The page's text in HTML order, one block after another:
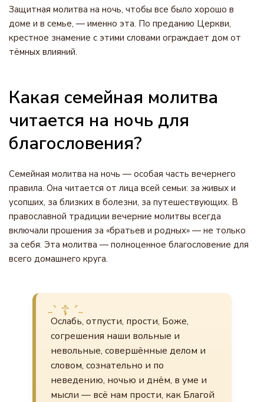
Защитная молитва на ночь, чтобы все было хорошо в
доме и в семье, — именно эта. По преданию Церкви,
крестное знамение с этими словами ограждает дом от
тёмных влияний.
Какая семейная молитва
читается на ночь для
благословения?
Семейная молитва на ночь — особая часть вечернего
правила. Она читается от лица всей семьи: за живых и
усопших, за близких в болезни, за путешествующих. В
православной традиции вечерние молитвы всегда
включали прошения за «братьев и родных» — не только
за себя. Эта молитва — полноценное благословение для
всего домашнего круга.
Ослабь, отпусти, прости, Боже,
согрешения наши вольные и
невольные, совершённые делом и
словом, сознательно и по
неведению, ночью и днём, в уме и
мысли — всё нам прости, как Благой